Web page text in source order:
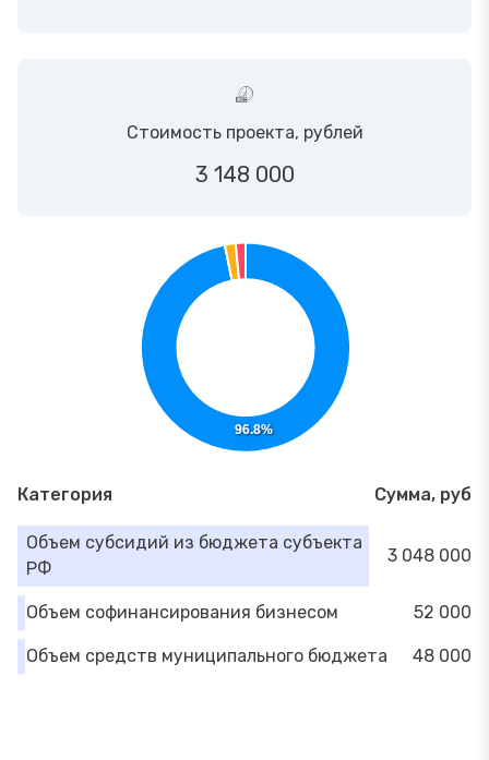
Стоимость проекта, рублей
3 148 000
96.8%
Категория Сумма, руб
Объем субсидий из бюджета субъекта
РФ
3 048 000
Объем софинансирования бизнесом 52 000
Объем средств муниципального бюджета 48 000